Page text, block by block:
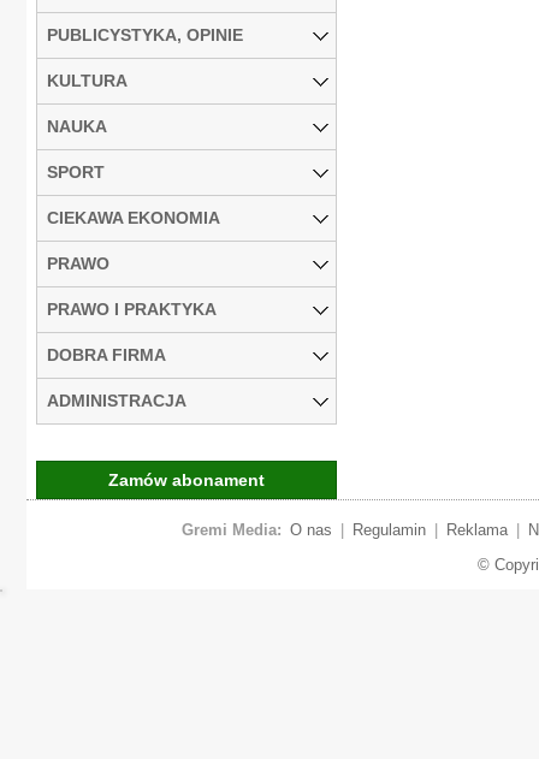
PUBLICYSTYKA, OPINIE
KULTURA
NAUKA
SPORT
CIEKAWA EKONOMIA
PRAWO
PRAWO I PRAKTYKA
DOBRA FIRMA
ADMINISTRACJA
Zamów abonament
Gremi Media: O nas Regulamin Reklama
©